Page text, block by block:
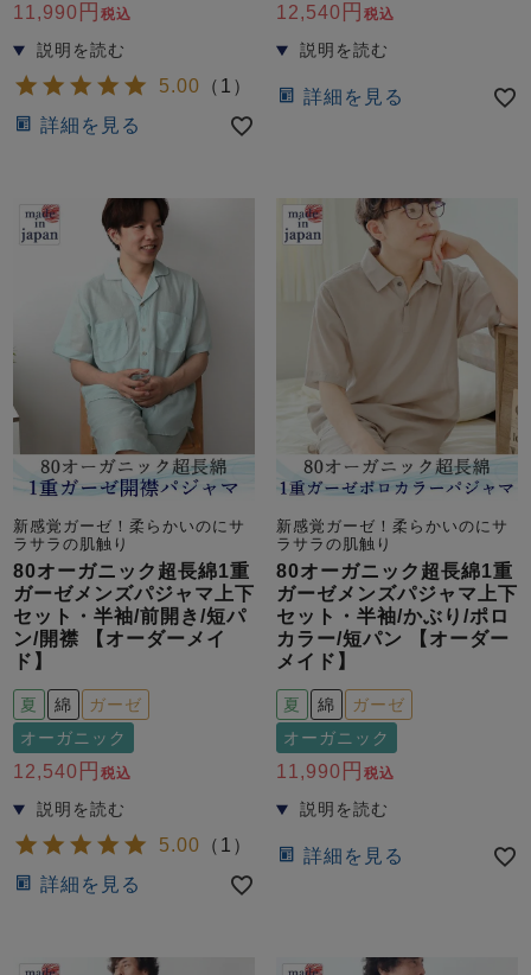
すべての季節のパジャマ一覧はこちら
ボーイズ前開
ガールズ
上着
ガールズ ボーイズ
上着
単品
ボーイズ
ン単品
売れ筋ランキング
- Item Ranking -
新着商品
- New Arrival -
すべてのデザインのパジャマ一覧はこちら
11,990 税込
5.00 （ 1 ）
詳細を見る
12,540 税込
詳細を見る
新感覚ガーゼ！柔らかいのにサ
ラサラの肌触り
80オーガニック超長綿1重
ガーゼメンズパジャマ上下
セット・半袖/前開き/短パ
ン/開襟 【オーダーメイ
ド】
夏 綿
ガーゼ
オーガニック
12,540 税込
5.00 （ 1 ）
詳細を見る
新感覚ガーゼ！柔らかいのにサ
ラサラの肌触り
80オーガニック超長綿1重
ガーゼメンズパジャマ上下
セット・半袖/かぶり/ポロ
カラー/短パン 【オーダー
メイド】
夏 綿
ガーゼ
オーガニック
11,990 税込
詳細を見る